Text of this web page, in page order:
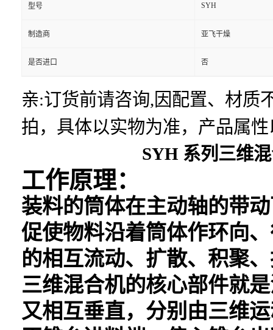
型号 SYH
制造商 亚飞干燥
是否进口 否
亲:订货前请咨询,因配置、材质
拍，具体以实物为准，产品属
SYH 系列三维
工作原理：
装料的筒体在主动轴的带
促使物料沿着筒体作环向
的相互流动、扩散、积聚
三维混合机的核心部件就
又相互垂直，分别由三维